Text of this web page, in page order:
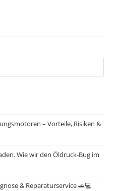
– Vorteile, Risiken &
Wie wir den Öldruck-Bug im
& Reparaturservice 🚗💻